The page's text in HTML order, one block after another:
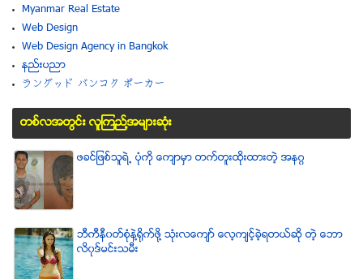
Myanmar Real Estate
Web Design
Web Design Agency in Bangkok
နည္းပညာ
ラングッド バンコク ポーカー
တစ္လအတြင္း လူၾကည္႔အမ်ားဆံုး
ဖခင္ျဖစ္သူရဲ႕ ပံုကို ေက်ာမွာ တက္တူးထိုးထားတဲ့ အနဂၢ
ဘီကီနီ၀တ္စံုနဲ႔႐ုိက္ဖို႔ သံုးလေက်ာ္ ေလ့က်င့္ခဲ့ရတယ္ဆို တဲ့ ေဘာ
လိ၀ုဒ္မင္းသမီး